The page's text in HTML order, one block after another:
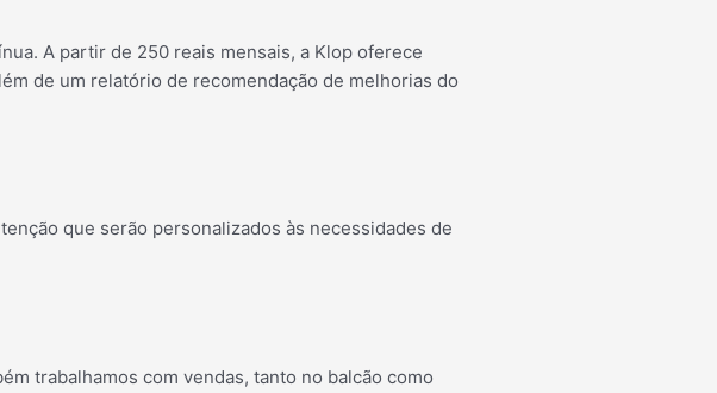
A partir de 250 reais mensais, a Klop oferece
de um relatório de recomendação de melhorias do
que serão personalizados às necessidades de
trabalhamos com vendas, tanto no balcão como